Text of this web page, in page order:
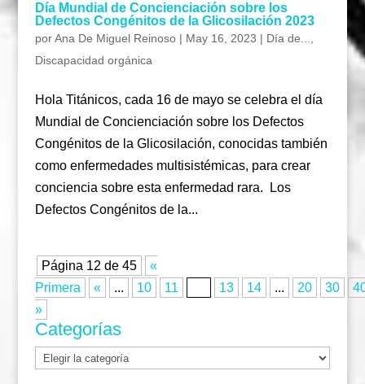
Día Mundial de Concienciación sobre los
Defectos Congénitos de la Glicosilación 2023
porAna De Miguel Reinoso| May 16, 2023 | Día de...
Discapacidad orgánica
Hola Titánicos, cada 16 de mayo se celebra el día
Mundial de Concienciación sobre los Defectos
Congénitos de la Glicosilación, conocidas también
como enfermedades multisistémicas, para crear
conciencia sobre esta enfermedad rara. Los
Defectos Congénitos de la...
Página 12 de 45
«
Primera
« ... 10 11 13 14 ... 20 30
»
Categorías
Categorías